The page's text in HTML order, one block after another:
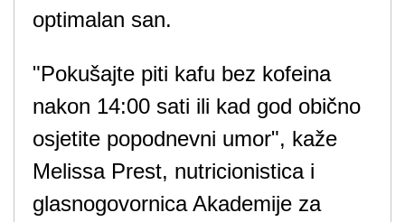
optimalan san.
"Pokušajte piti kafu bez kofeina
nakon 14:00 sati ili kad god obično
osjetite popodnevni umor", kaže
Melissa Prest, nutricionistica i
glasnogovornica Akademije za